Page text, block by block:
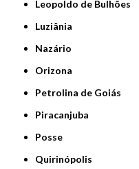
Leopoldo de Bulhões
Luziânia
Nazário
Orizona
Petrolina de Goiás
Piracanjuba
Posse
Quirinópolis